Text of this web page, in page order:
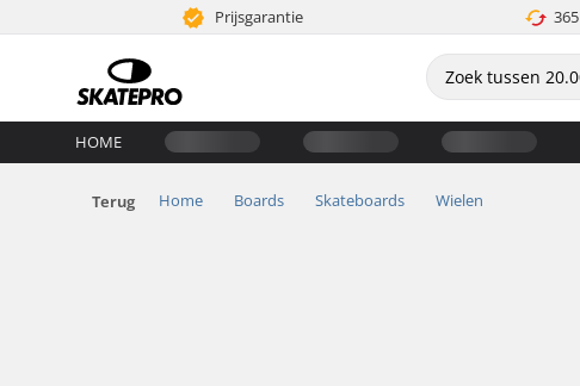
Prijsgarantie
HOME
Terug Home Boards Skateboards Wielen